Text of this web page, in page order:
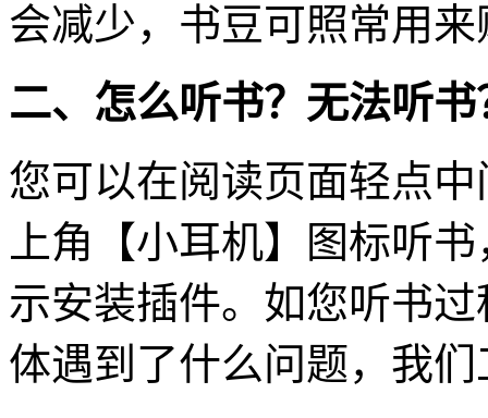
会减少，书豆可照常用
二、怎么听书？无法听书
您可以在阅读页面轻点
上角【小耳机】图标听
示安装插件。如您听书
体遇到了什么问题，我